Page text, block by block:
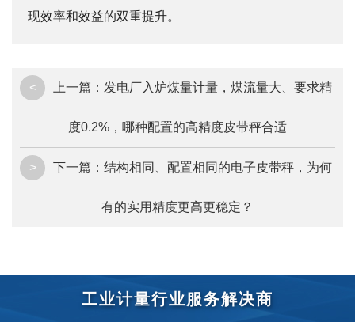
现效率和效益的双重提升。
< 上一篇： 发电厂入炉煤量计量，煤流量大、要求精
度0.2%，哪种配置的高精度皮带秤合适
> 下一篇： 结构相同、配置相同的电子皮带秤，为何
有的实用精度更高更稳定？
工业计量行业服务解决商